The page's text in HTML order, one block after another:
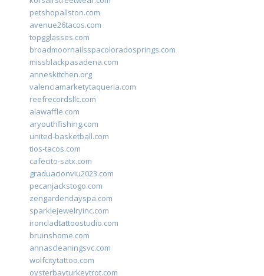
petshopallston.com
avenue26tacos.com
topgglasses.com
broadmoornailsspacoloradosprings.com
missblackpasadena.com
anneskitchen.org
valenciamarketytaqueria.com
reefrecordsllc.com
alawaffle.com
aryouthfishing.com
united-basketball.com
tios-tacos.com
cafecito-satx.com
graduacionviu2023.com
pecanjackstogo.com
zengardendayspa.com
sparklejewelryinc.com
ironcladtattoostudio.com
bruinshome.com
annascleaningsvc.com
wolfcitytattoo.com
oysterbayturkeytrot.com